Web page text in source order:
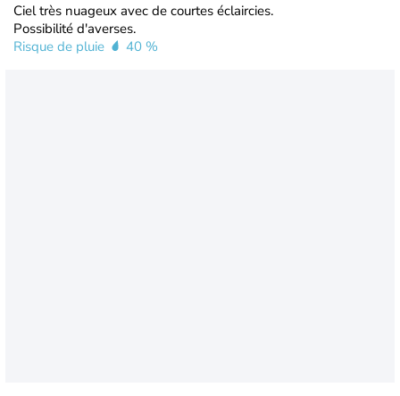
Ciel très nuageux avec de courtes éclaircies.
Possibilité d'averses.
Risque de pluie
40 %